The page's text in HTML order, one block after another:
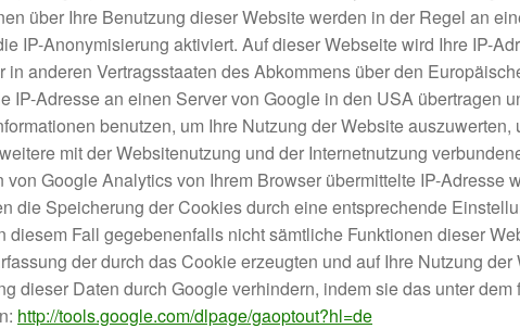
über Ihre Benutzung dieser Website werden in der Regel an
IP-Anonymisierung aktiviert. Auf dieser Webseite wird Ihre IP-
anderen Vertragsstaaten des Abkommens über den
IP-Adresse an einen Server von Google in den USA übertragen
benutzen, um Ihre Nutzung der Website
mit der Websitenutzung und der Internetnutzung
Google Analytics von Ihrem Browser übermittelte IP-Adresse
die Speicherung der Cookies durch eine entsprechende
diesem Fall gegebenenfalls nicht sämtliche Funktionen dieser
der durch das Cookie erzeugten und auf Ihre Nutzung
dieser Daten durch Google verhindern, indem sie das unter
http://tools.google.com/dlpage/gaoptout?hl=de